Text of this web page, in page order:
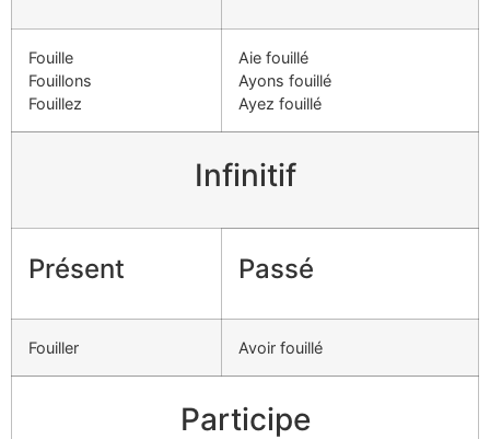
Fouille
Fouillons
Fouillez
Aie fouillé
Ayons fouillé
Ayez fouillé
Infinitif
Présent Passé
Fouiller Avoir fouillé
Participe